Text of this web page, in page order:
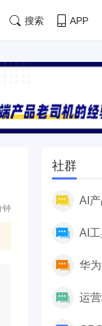
搜索 APP
钟
社群
AI
AI
华
运